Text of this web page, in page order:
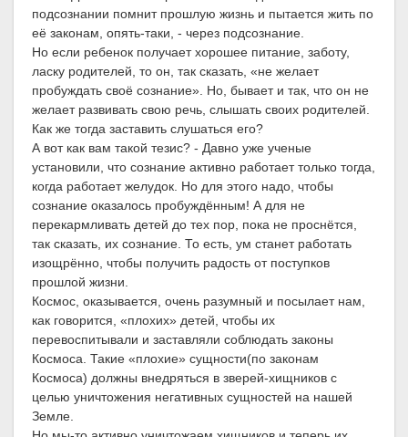
подсознании помнит прошлую жизнь и пытается жить по
её законам, опять-таки, - через подсознание.
Но если ребенок получает хорошее питание, заботу,
ласку родителей, то он, так сказать, «не желает
пробуждать своё сознание». Но, бывает и так, что он не
желает развивать свою речь, слышать своих родителей.
Как же тогда заставить слушаться его?
А вот как вам такой тезис? - Давно уже ученые
установили, что сознание активно работает только тогда,
когда работает желудок. Но для этого надо, чтобы
сознание оказалось пробуждённым! А для не
перекармливать детей до тех пор, пока не проснётся,
так сказать, их сознание. То есть, ум станет работать
изощрённо, чтобы получить радость от поступков
прошлой жизни.
Космос, оказывается, очень разумный и посылает нам,
как говорится, «плохих» детей, чтобы их
перевоспитывали и заставляли соблюдать законы
Космоса. Такие «плохие» сущности(по законам
Космоса) должны внедряться в зверей-хищников с
целью уничтожения негативных сущностей на нашей
Земле.